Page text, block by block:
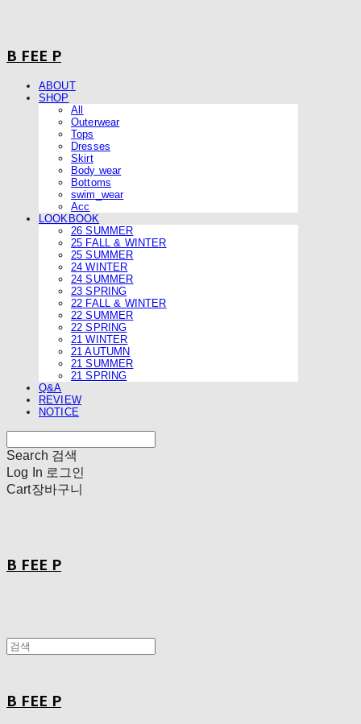
B FEE P
ABOUT
SHOP
All
Outerwear
Tops
Dresses
Skirt
Body wear
Bottoms
swim_wear
Acc
LOOKBOOK
26 SUMMER
25 FALL & WINTER
25 SUMMER
24 WINTER
24 SUMMER
23 SPRING
22 FALL & WINTER
22 SUMMER
22 SPRING
21 WINTER
21 AUTUMN
21 SUMMER
21 SPRING
Q&A
REVIEW
NOTICE
Search 검색
Log In 로그인
Cart장바구니
B FEE P
B FEE P